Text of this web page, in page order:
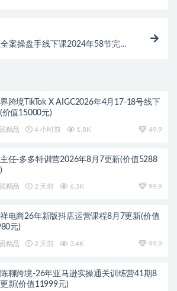
案操盘手线下课2024年58节完整
跨境TikTok X AIGC2026年4月17-18号线下
价值15000元)
精品 4 小时前 1.8K 49.9
任-多多特训营2026年8月7更新(价值5288
精品 2 天前 6.3K 99.9
电商26年新版抖店运营课程8月7更新(价值
元)
精品 2 天前 3.4K 99.9
聊跨境-26年亚马逊实操通关训练营41期8
新(价值11999元)